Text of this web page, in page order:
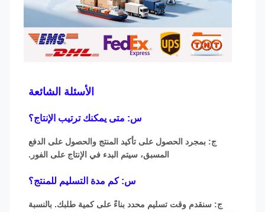
الأسئلة الشائعة
س: متى يمكنك ترتيب الإنتاج؟
ج: بمجرد الحصول على تأكيد المنتج والحصول على الدفع
المسبق، سيتم البدء في الإنتاج على الفور.
س: كم مدة التسليم للمنتج؟
ج: سنقدم وقت تسليم محدد بناءً على كمية طلبك. بالنسبة